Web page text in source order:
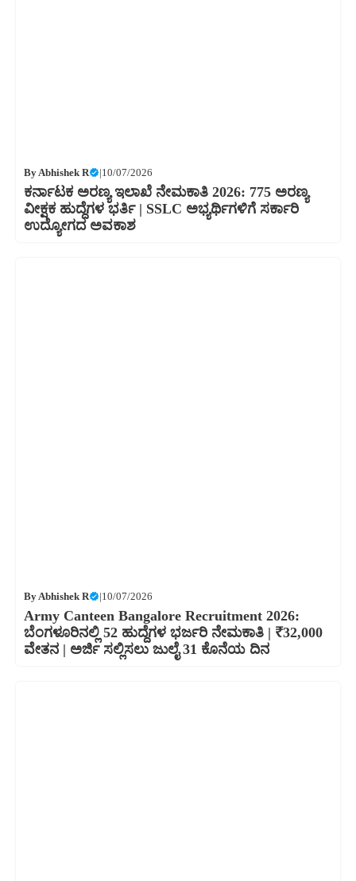
ByAbhishek R |10/07/2026
ಕರ್ನಾಟಕ ಅರಣ್ಯ ಇಲಾಖೆ ನೇಮಕಾತಿ 2026: 775 ಅರಣ್ಯ
ವೀಕ್ಷಕ ಹುದ್ದೆಗಳ ಭರ್ತಿ | SSLC ಅಭ್ಯರ್ಥಿಗಳಿಗೆ ಸರ್ಕಾರಿ
ಉದ್ಯೋಗದ ಅವಕಾಶ
ByAbhishek R |10/07/2026
Army Canteen Bangalore Recruitment 2026:
ಬೆಂಗಳೂರಿನಲ್ಲಿ 52 ಹುದ್ದೆಗಳ ಭರ್ಜರಿ ನೇಮಕಾತಿ | ₹32,000
ವೇತನ | ಅರ್ಜಿ ಸಲ್ಲಿಸಲು ಜುಲೈ 31 ಕೊನೆಯ ದಿನ